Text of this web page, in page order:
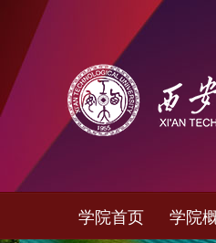
学院首页 学院